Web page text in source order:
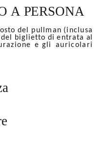
A PERSONA
del pullman (inclusa
del biglietto di entrata al
e gli auricolari